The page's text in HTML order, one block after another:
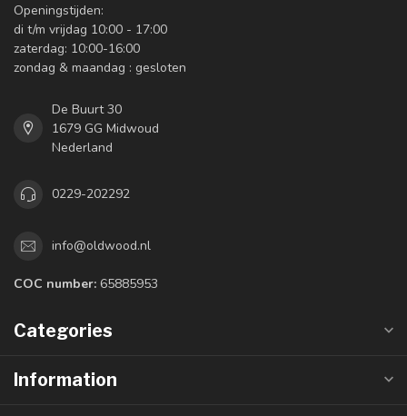
Openingstijden:
di t/m vrijdag 10:00 - 17:00
zaterdag: 10:00-16:00
zondag & maandag : gesloten
De Buurt 30
1679 GG Midwoud
Nederland
0229-202292
info@oldwood.nl
COC number: 65885953
Categories
Information